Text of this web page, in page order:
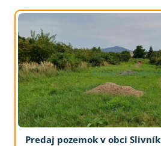
Predaj pozemok v obci